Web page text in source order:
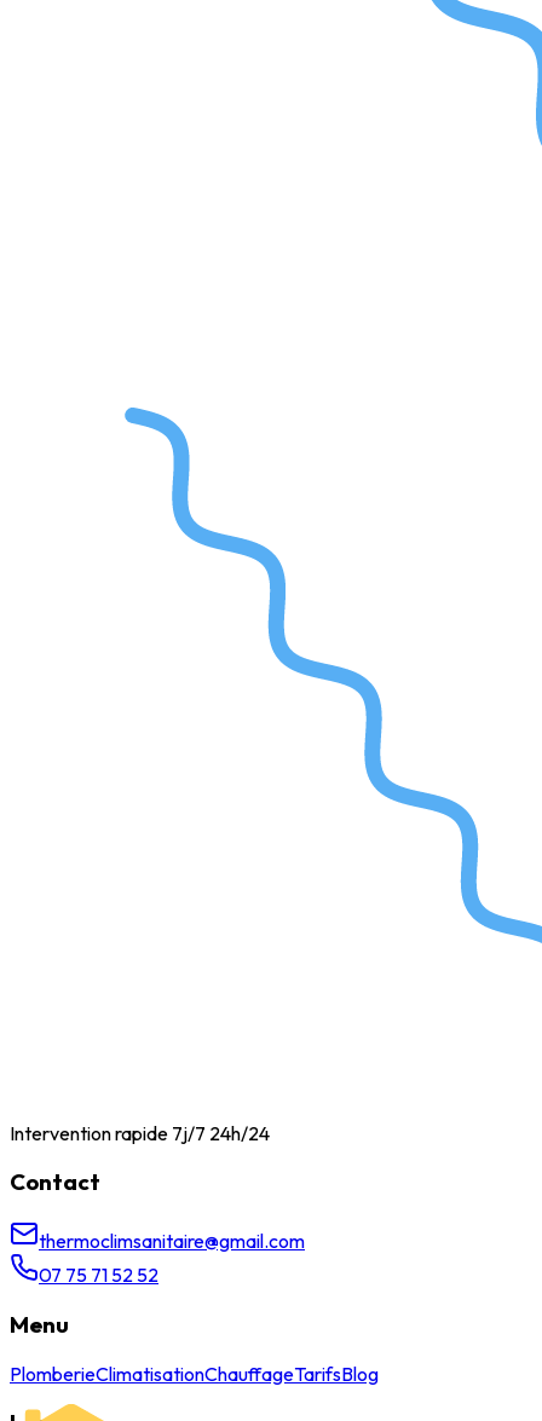
Intervention rapide 7j/7 24h/24
Contact
thermoclimsanitaire@gmail.com
07 75 71 52 52
Menu
PlomberieClimatisationChauffageTarifsBlog